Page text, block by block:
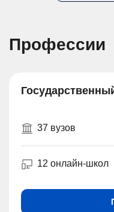
Профессии
37 вузов
12 онлайн-школ